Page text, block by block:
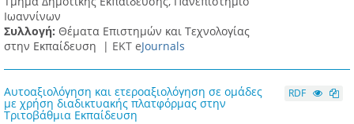
Ιωαννίνων
Συλλογή: Θέματα Επιστημών και Τεχνολογίας
στην Εκπαίδευση | ΕΚΤ eJournals
Aυτοαξιολόγηση και ετεροαξιολόγηση σε ομάδες
με χρήση διαδικτυακής πλατφόρμας στην
Τριτοβάθμια Εκπαίδευση
RDF